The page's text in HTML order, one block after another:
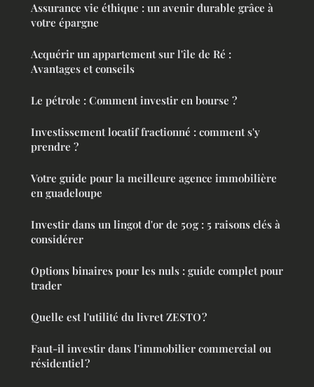
Assurance vie éthique : un avenir durable grâce à
votre épargne
Acquérir un appartement sur l'île de Ré :
Avantages et conseils
Le pétrole : Comment investir en bourse ?
Investissement locatif fractionné : comment s'y
prendre ?
Votre guide pour la meilleure agence immobilière
en guadeloupe
Investir dans un lingot d'or de 50g : 5 raisons clés à
considérer
Options binaires pour les nuls : guide complet pour
trader
Quelle est l'utilité du livret ZESTO ?
Faut-il investir dans l'immobilier commercial ou
résidentiel ?